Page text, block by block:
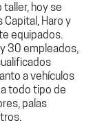
hoy se
Haro y
equipados.
30 empleados,
a vehículos
todo tipo de
palas